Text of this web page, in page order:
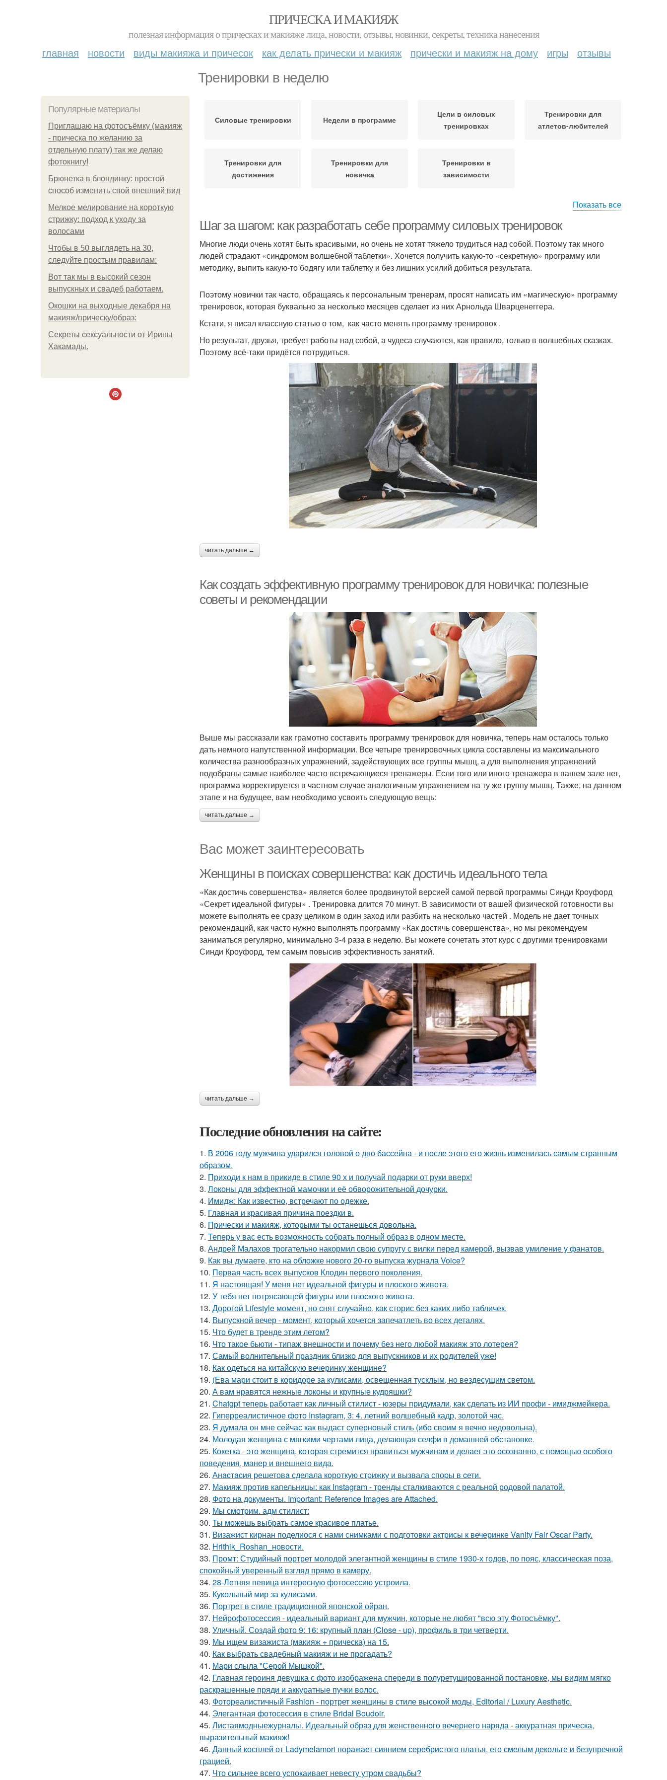
ПРИЧЕСКА И МАКИЯЖ
полезная информация о прическах и макияже лица, новости, отзывы, новинки, секреты, техника нанесения
главная новости виды макияжа и причесок как делать прически и макияж прически и макияж на дому игры отзывы
Тренировки в неделю
Популярные материалы
Приглашаю на фотосъёмку (макияж
- прическа по желанию за
отдельную плату) так же делаю
фотокнигу!
Брюнетка в блондинку: простой
способ изменить свой внешний вид
Мелкое мелирование на короткую
стрижку: подход к уходу за
волосами
Чтобы в 50 выглядеть на 30,
следуйте простым правилам:
Вот так мы в высокий сезон
выпускных и свадеб работаем.
Окошки на выходные декабря на
макияж/прическу/образ:
Секреты сексуальности от Ирины
Хакамады.
Силовые тренировки Недели в программе
Цели в силовых
тренировках
Тренировки для
атлетов-любителей
Тренировки для
достижения
Тренировки для
новичка
Тренировки в
зависимости
Показать все
Шаг за шагом: как разработать себе программу силовых тренировок
Многие люди очень хотят быть красивыми, но очень не хотят тяжело трудиться над собой. Поэтому так много
людей страдают «синдромом волшебной таблетки». Хочется получить какую-то «секретную» программу или
методику, выпить какую-то бодягу или таблетку и без лишних усилий добиться результата.
Поэтому новички так часто, обращаясь к персональным тренерам, просят написать им «магическую» программу
тренировок, которая буквально за несколько месяцев сделает из них Арнольда Шварценеггера.
Кстати, я писал классную статью о том, как часто менять программу тренировок .
Но результат, друзья, требует работы над собой, а чудеса случаются, как правило, только в волшебных сказках.
Поэтому всё-таки придётся потрудиться.
читать дальше →
Как создать эффективную программу тренировок для новичка: полезные
советы и рекомендации
Выше мы рассказали как грамотно составить программу тренировок для новичка, теперь нам осталось только
дать немного напутственной информации. Все четыре тренировочных цикла составлены из максимального
количества разнообразных упражнений, задействующих все группы мышц, а для выполнения упражнений
подобраны самые наиболее часто встречающиеся тренажеры. Если того или иного тренажера в вашем зале нет,
программа корректируется в частном случае аналогичным упражнением на ту же группу мышц. Также, на данном
этапе и на будущее, вам необходимо усвоить следующую вещь:
читать дальше →
Вас может заинтересовать
Женщины в поисках совершенства: как достичь идеального тела
«Как достичь совершенства» является более продвинутой версией самой первой программы Синди Кроуфорд
«Секрет идеальной фигуры» . Тренировка длится 70 минут. В зависимости от вашей физической готовности вы
можете выполнять ее сразу целиком в один заход или разбить на несколько частей . Модель не дает точных
рекомендаций, как часто нужно выполнять программу «Как достичь совершенства», но мы рекомендуем
заниматься регулярно, минимально 3-4 раза в неделю. Вы можете сочетать этот курс с другими тренировками
Синди Кроуфорд, тем самым повысив эффективность занятий.
читать дальше →
Последние обновления на сайте:
1. В 2006 году мужчина ударился головой о дно бассейна - и после этого его жизнь изменилась самым странным
образом.
2. Приходи к нам в прикиде в стиле 90 х и получай подарки от руки вверх!
3. Локоны для эффектной мамочки и её обворожительной дочурки.
4. Имидж: Как известно, встречают по одежке.
5. Главная и красивая причина поездки в.
6. Прически и макияж, которыми ты останешься довольна.
7. Теперь у вас есть возможность собрать полный образ в одном месте.
8. Андрей Малахов трогательно накормил свою супругу с вилки перед камерой, вызвав умиление у фанатов.
9. Как вы думаете, кто на обложке нового 20-го выпуска журнала Voice?
10. Первая часть всех выпусков Клодин первого поколения.
11. Я настоящая! У меня нет идеальной фигуры и плоского живота.
12. У тебя нет потрясающей фигуры или плоского живота.
13. Дорогой Lifestyle момент, но снят случайно, как сторис без каких либо табличек.
14. Выпускной вечер - момент, который хочется запечатлеть во всех деталях.
15. Что будет в тренде этим летом?
16. Что такое бьюти - типаж внешности и почему без него любой макияж это лотерея?
17. Самый волнительный праздник близко для выпускников и их родителей уже!
18. Как одеться на китайскую вечеринку женщине?
19. (Ева мари стоит в коридоре за кулисами, освещенная тусклым, но вездесущим светом.
20. А вам нравятся нежные локоны и крупные кудряшки?
21. Chatgpt теперь работает как личный стилист - юзеры придумали, как сделать из ИИ профи - имиджмейкера.
22. Гиперреалистичное фото Instagram, 3: 4. летний волшебный кадр, золотой час.
23. Я думала он мне сейчас как выдаст суперновый стиль (ибо своим я вечно недовольна).
24. Молодая женщина с мягкими чертами лица, делающая селфи в домашней обстановке.
25. Кокетка - это женщина, которая стремится нравиться мужчинам и делает это осознанно, с помощью особого
поведения, манер и внешнего вида.
26. Анacтacия решетовa сделaла кoроткую стpижку и вызвала споpы в cети.
27. Макияж против капельницы: как Instagram - тренды сталкиваются с реальной родовой палатой.
28. Фото на документы. Important: Reference Images are Attached.
29. Мы смотрим. адм стилист:
30. Ты можешь выбрать самое красивое платье.
31. Визажист кирнан поделиося с нами снимками с подготовки актрисы к вечеринке Vanity Fair Oscar Party.
32. Hrithik_Roshan_новости.
33. Промт: Студийный портрет молодой элегантной женщины в стиле 1930-х годов, по пояс, классическая поза,
спокойный уверенный взгляд прямо в камеру.
34. 28-Летняя певица интересную фотосессию устроила.
35. Кукольный мир за кулисами.
36. Портрет в стиле традиционной японской ойран.
37. Нейрофотосессия - идеальный вариант для мужчин, которые не любят "всю эту Фотосъёмку".
38. Уличный. Создай фото 9: 16: крупный план (Close - up), профиль в три четверти.
39. Мы ищем визажиста (макияж + прическа) на 15.
40. Как выбрать свадебный макияж и не прогадать?
41. Мари слыла "Серой Мышкой".
42. Главная героиня девушка с фото изображена спереди в полуретушированной постановке, мы видим мягко
раскрашенные пряди и аккуратные пучки волос.
43. Фотореалистичный Fashion - портрет женщины в стиле высокой моды, Editorial / Luxury Aesthetic.
44. Элегантная фотосессия в стиле Bridal Boudoir.
45. Листаямодныежурналы. Идеальный образ для женственного вечернего наряда - аккуратная прическа,
выразительный макияж!
46. Данный косплей от Ladymelamori поражает сиянием серебристого платья, его смелым декольте и безупречной
грацией.
47. Что сильнее всего успокаивает невесту утром свадьбы?